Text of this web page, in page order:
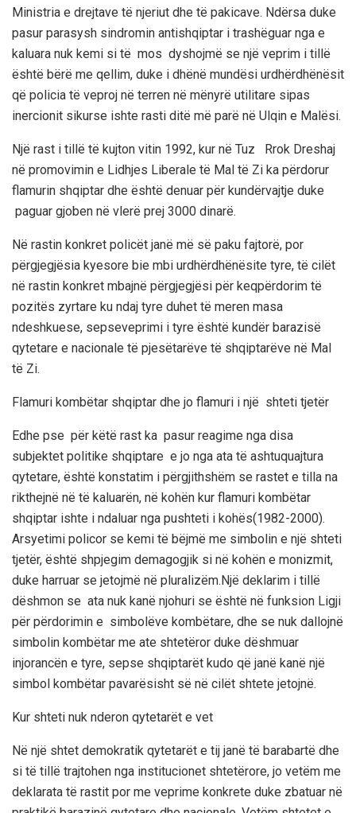
Ministria e drejtave të njeriut dhe të pakicave. Ndërsa duke
pasur parasysh sindromin antishqiptar i trashëguar nga e
kaluara nuk kemi si të mos dyshojmë se një veprim i tillë
është bërë me qellim, duke i dhënë mundësi urdhërdhënësit
që policia të veproj në terren në mënyrë utilitare sipas
inercionit sikurse ishte rasti ditë më parë në Ulqin e Malësi.
Një rast i tillë të kujton vitin 1992, kur në Tuz Rrok Dreshaj
në promovimin e Lidhjes Liberale të Mal të Zi ka përdorur
flamurin shqiptar dhe është denuar për kundërvajtje duke
paguar gjoben në vlerë prej 3000 dinarë.
Në rastin konkret policët janë më së paku fajtorë, por
përgjegjësia kyesore bie mbi urdhërdhënësite tyre, të cilët
në rastin konkret mbajnë përgjegjësi për keqpërdorim të
pozitës zyrtare ku ndaj tyre duhet të meren masa
ndeshkuese, sepseveprimi i tyre është kundër barazisë
qytetare e nacionale të pjesëtarëve të shqiptarëve në Mal
të Zi.
Flamuri kombëtar shqiptar dhe jo flamuri i një shteti tjetër
Edhe pse për këtë rast ka pasur reagime nga disa
subjektet politike shqiptare e jo nga ata të ashtuquajtura
qytetare, është konstatim i përgjithshëm se rastet e tilla na
rikthejnë në të kaluarën, në kohën kur flamuri kombëtar
shqiptar ishte i ndaluar nga pushteti i kohës(1982-2000).
Arsyetimi policor se kemi të bëjmë me simbolin e një shteti
tjetër, është shpjegim demagogjik si në kohën e monizmit,
duke harruar se jetojmë në pluralizëm.Një deklarim i tillë
dëshmon se ata nuk kanë njohuri se është në funksion Ligji
për përdorimin e simbolëve kombëtare, dhe se nuk dallojnë
simbolin kombëtar me ate shtetëror duke dëshmuar
injorancën e tyre, sepse shqiptarët kudo që janë kanë një
simbol kombëtar pavarësisht së në cilët shtete jetojnë.
Kur shteti nuk nderon qytetarët e vet
Në një shtet demokratik qytetarët e tij janë të barabartë dhe
si të tillë trajtohen nga institucionet shtetërore, jo vetëm me
deklarata të rastit por me veprime konkrete duke zbatuar në